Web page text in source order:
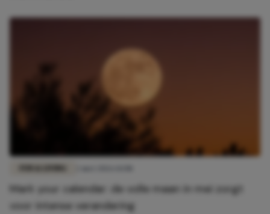
Mark your calendar: de volle maan in mei zorgt
voor intense verandering